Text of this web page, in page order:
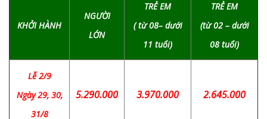
KHỞI HÀNH
NGƯỜI
LỚN
TRẺ EM
( từ 08– dưới
11 tuổi)
TRẺ EM
(từ 02 – dưới
08 tuổi)
Lễ 2/9
Ngày 29, 30,
31/8
5.290.000 3.970.000 2.645.000